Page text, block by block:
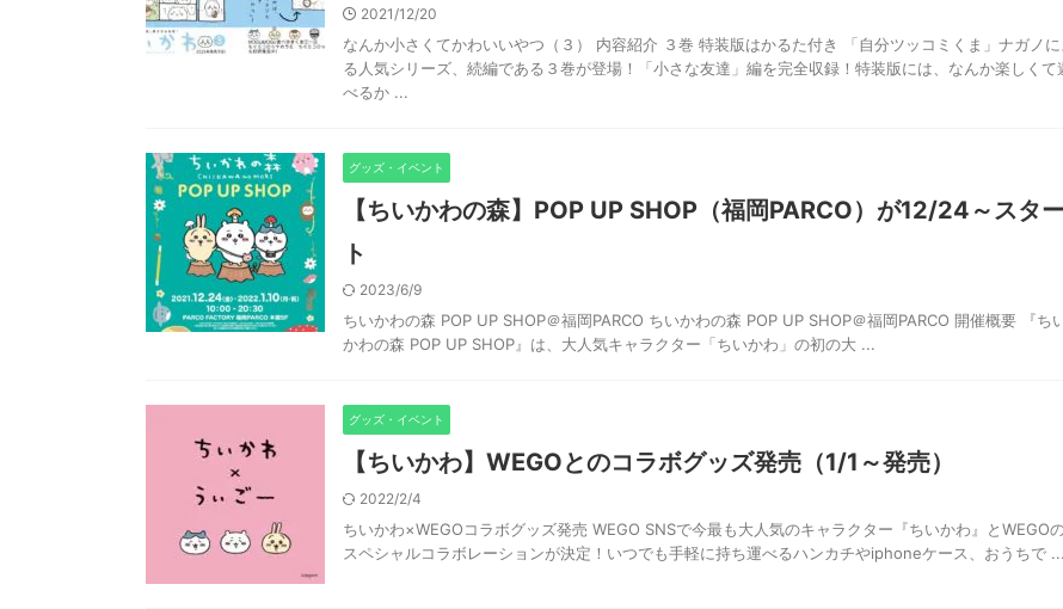
2021/12/20
なんか小さくてかわいいやつ（３） 内容紹介 ３巻 特装版はかるた付き 「自分ツッコミくま」ナガノに
る人気シリーズ、続編である３巻が登場！「小さな友達」編を完全収録！特装版には、なんか楽しくて
べるか ...
グッズ・イベント
【ちいかわの森】POP UP SHOP（福岡PARCO）が12/24～スター
ト
2023/6/9
ちいかわの森 POP UP SHOP＠福岡PARCO ちいかわの森 POP UP SHOP＠福岡PARCO 開催概要 『ち
かわの森 POP UP SHOP』は、大人気キャラクター「ちいかわ」の初の大 ...
グッズ・イベント
【ちいかわ】WEGOとのコラボグッズ発売（1/1～発売）
2022/2/4
ちいかわ×WEGOコラボグッズ発売 WEGO SNSで今最も大人気のキャラクター『ちいかわ』とWEGO
スペシャルコラボレーションが決定！いつでも手軽に持ち運べるハンカチやiphoneケース、おうちで ...